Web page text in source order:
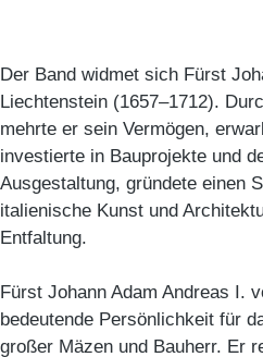
Der Band widmet sich Fürst
Liechtenstein (1657–1712).
mehrte er sein Vermögen,
investierte in Bauprojekte und
Ausgestaltung, gründete einen
italienische Kunst und
Entfaltung.
Fürst Johann Adam Andreas I.
bedeutende Persönlichkeit für
großer Mäzen und Bauherr. Er